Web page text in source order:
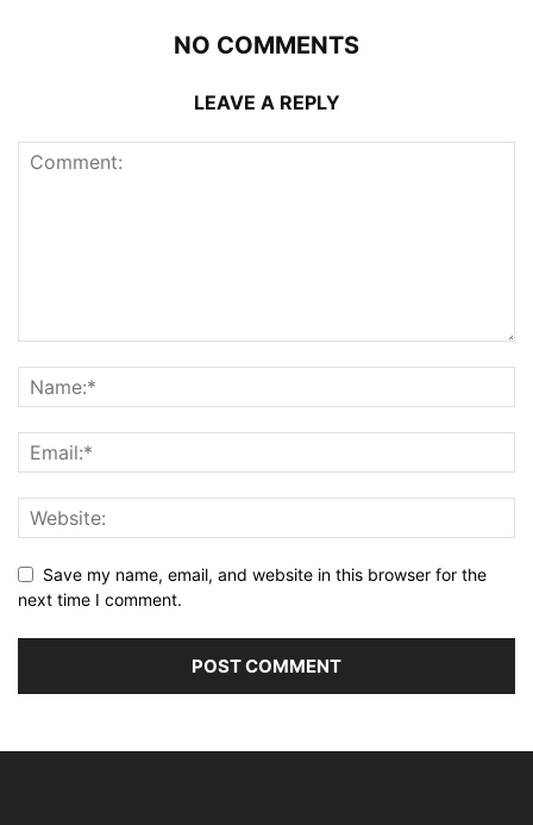
NO COMMENTS
LEAVE A REPLY
Save my name, email, and website in this browser for the
next time I comment.